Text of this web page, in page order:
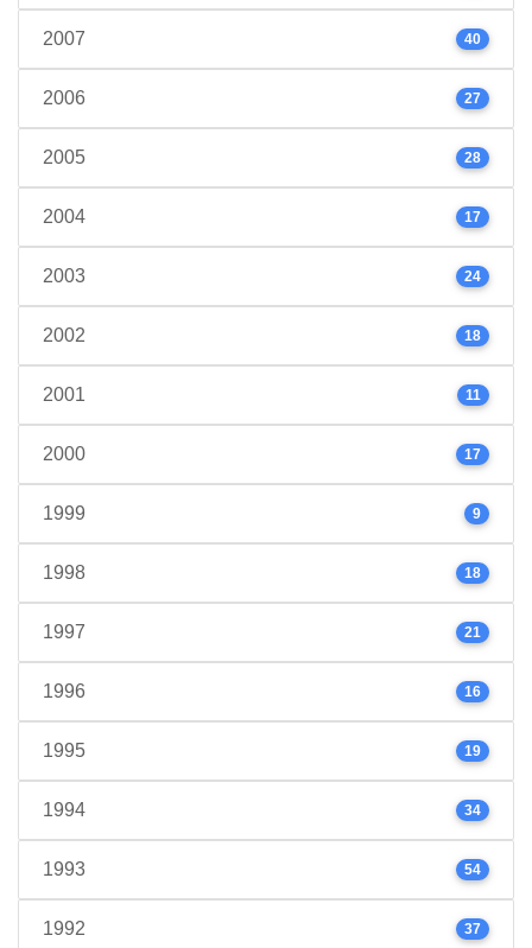
2007 40
2006 27
2005 28
2004 17
2003 24
2002 18
2001 11
2000 17
1999 9
1998 18
1997 21
1996 16
1995 19
1994 34
1993 54
1992 37